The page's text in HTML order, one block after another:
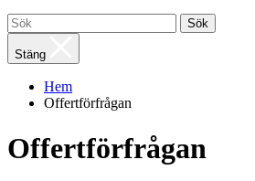
Sök
Stäng
Hem
Offertförfrågan
Offertförfrågan